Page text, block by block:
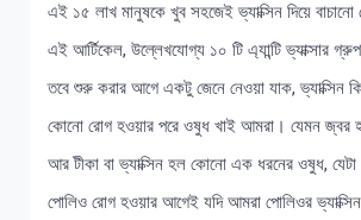
এই ১৫ লাখ মানুষকে খুব সহজেই ভ্যাক্সিন দিয়ে বাচানো
এই আর্টিকেল, উল্লেখযোগ্য ১০ টি এ্যান্টি ভ্যাক্সার
তবে শুরু করার আগে একটু জেনে নেওয়া যাক, ভ্যাক্সিন
কোনো রোগ হওয়ার পরে ওষুধ খাই আমরা। যেমন জ্বর
আর টীকা বা ভ্যাক্সিন হল কোনো এক ধরনের ওষুধ,
পোলিও রোগ হওয়ার আগেই যদি আমরা পোলিওর